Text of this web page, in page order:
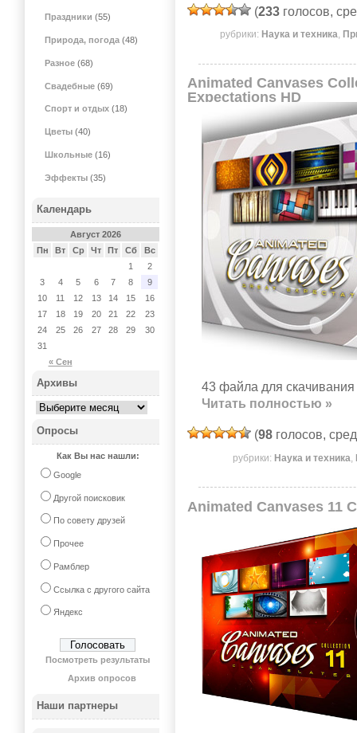
(233 голосов,
рубрики: Наука и техника,
Animated Canvases
Expectations HD
43 файла для скачивания
Читать полностью »
(98 голосов,
рубрики: Наука и техника
Animated Canvases 11
Праздники (55)
Природа, погода (48)
Разное (68)
Свадебные (69)
Спорт и отдых (18)
Цветы (40)
Школьные (16)
Эффекты (35)
Календарь
Август 2026
Пн
Вт Ср Чт Пт Сб Вс
« Сен
1
2
3
4 5 6 7 8
9
10
11 12 13 14 15
16
17
18 19 20 21 22
23
24
25 26 27 28 29
30
31
Архивы
Опросы
Как Вы нас нашли:
Google
Другой поисковик
По совету друзей
Прочее
Рамблер
Ссылка с другого сайта
Яндекс
Посмотреть результаты
Архив опросов
Наши партнеры